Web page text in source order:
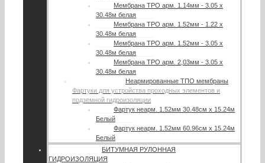
Мембрана TPO арм. 1.14мм - 3.05 х
30.48м белая
Мембрана TPO арм. 1.52мм - 1.22 х
30.48м белая
Мембрана TPO арм. 1.52мм - 3.05 х
30.48м белая
Мембрана TPO арм. 2,03мм - 3.05 х
30.48м белая
Неармированные ТПО мембраны
Фартуки для устройства проходных элементов и
подземной гидроизоляции
Фартук неарм. 1.52мм 30.48см х 15.24м
Белый
Фартук неарм. 1.52мм 60.96см х 15.24м
Белый
БИТУМНАЯ РУЛОННАЯ
ГИДРОИЗОЛЯЦИЯ